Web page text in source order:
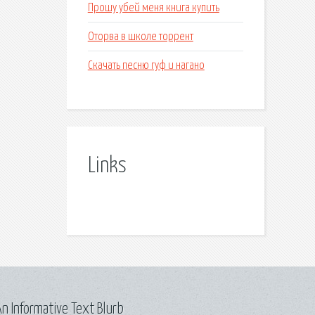
Прошу убей меня книга купить
Оторва в школе торрент
Скачать песню гуф и нагано
Links
Informative Text Blurb